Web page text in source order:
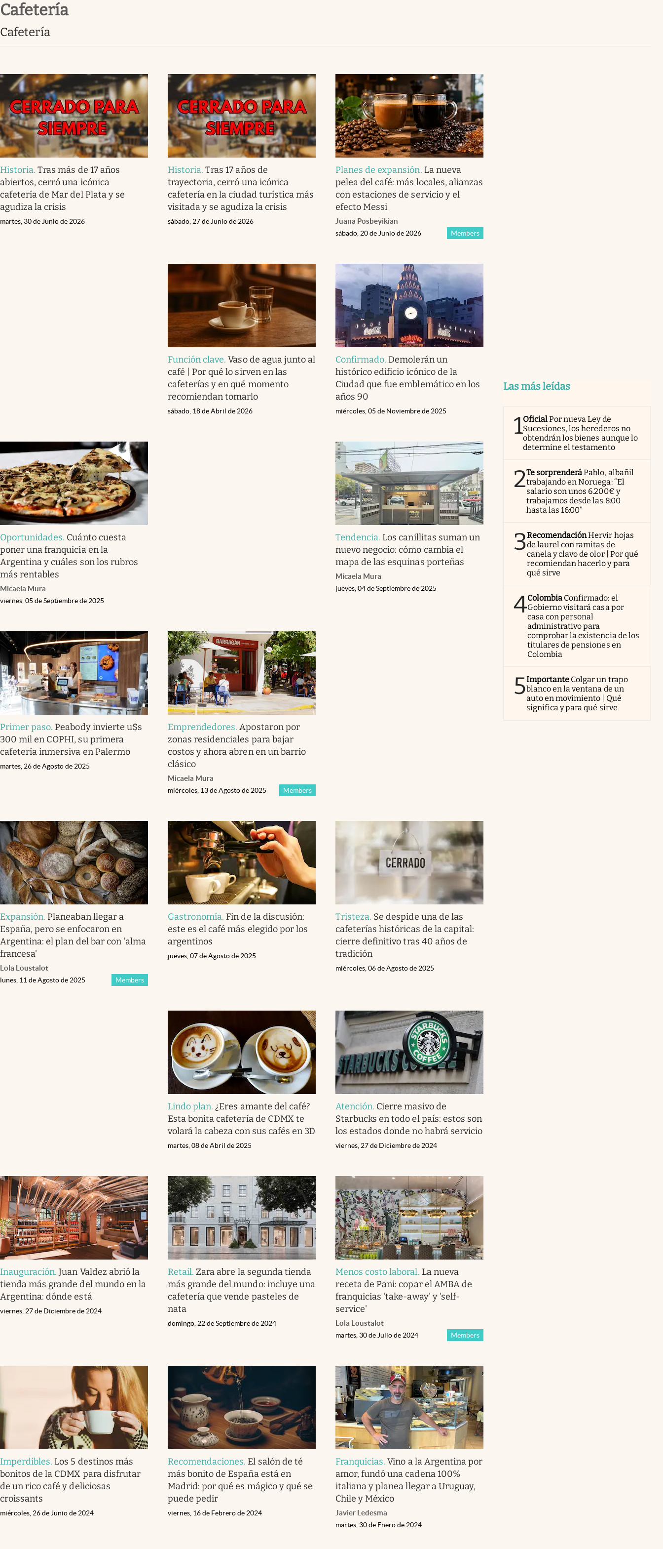
Infotechnology
Eventos Corporativos
El Cronista Studio
Mediakit
abre en nueva pestaña
cafetería
cafetería
Historia.Tras más de 17 años
abiertos, cerró una icónica
cafetería de Mar del Plata y se
agudiza la crisis
martes, 30 de Junio de 2026
Historia.Tras 17 años de
trayectoria, cerró una icónica
cafetería en la ciudad turística más
visitada y se agudiza la crisis
sábado, 27 de Junio de 2026
Planes de expansión. La nueva
pelea del café: más locales, alianzas
con estaciones de servicio y el
efecto Messi
Juana Posbeyikian
Members
sábado, 20 de Junio de 2026
Función clave.Vaso de agua junto al
café | Por qué lo sirven en las
cafeterías y en qué momento
recomiendan tomarlo
sábado, 18 de Abril de 2026
Confirmado. Demolerán un
histórico edificio icónico de la
Ciudad que fue emblemático en los
años 90
miércoles, 05 de Noviembre de 2025
Oportunidades. Cuánto cuesta
poner una franquicia en la
Argentina y cuáles son los rubros
más rentables
Micaela Mura
viernes, 05 de Septiembre de 2025
Tendencia. Los canillitas suman un
nuevo negocio: cómo cambia el
mapa de las esquinas porteñas
Micaela Mura
jueves, 04 de Septiembre de 2025
Primer paso. Peabody invierte u$s
300 mil en COPHI, su primera
cafetería inmersiva en Palermo
martes, 26 de Agosto de 2025
Emprendedores.Apostaron por
zonas residenciales para bajar
costos y ahora abren en un barrio
clásico
Micaela Mura
Members
miércoles, 13 de Agosto de 2025
Expansión. Planeaban llegar a
España, pero se enfocaron en
Argentina: el plan del bar con 'alma
francesa'
Lola Loustalot
Members
lunes, 11 de Agosto de 2025
Gastronomía. Fin de la discusión:
este es el café más elegido por los
argentinos
jueves, 07 de Agosto de 2025
Tristeza. Se despide una de las
cafeterías históricas de la capital:
cierre definitivo tras 40 años de
tradición
miércoles, 06 de Agosto de 2025
Lindo plan. ¿Eres amante del café?
Esta bonita cafetería de CDMX te
volará la cabeza con sus cafés en 3D
martes, 08 de Abril de 2025
Atención. Cierre masivo de
Starbucks en todo el país: estos son
los estados donde no habrá servicio
viernes, 27 de Diciembre de 2024
Inauguración.Juan Valdez abrió la
tienda más grande del mundo en la
Argentina: dónde está
viernes, 27 de Diciembre de 2024
Retail.Zara abre la segunda tienda
más grande del mundo: incluye una
cafetería que vende pasteles de
nata
domingo, 22 de Septiembre de 2024
Menos costo laboral. La nueva
receta de Pani: copar el AMBA de
franquicias 'take-away' y 'self-
service'
Lola Loustalot
Members
martes, 30 de Julio de 2024
Imperdibles. Los 5 destinos más
bonitos de la CDMX para disfrutar
de un rico café y deliciosas
croissants
miércoles, 26 de Junio de 2024
Recomendaciones. El salón de té
más bonito de España está en
Madrid: por qué es mágico y qué se
puede pedir
viernes, 16 de Febrero de 2024
Franquicias.Vino a la Argentina por
amor, fundó una cadena 100%
italiana y planea llegar a Uruguay,
Chile y México
Javier Ledesma
martes, 30 de Enero de 2024
Las más leídas
1OficialPor nueva Ley de
Sucesiones, los herederos no
obtendrán los bienes aunque lo
determine el testamento
2Te sorprenderáPablo, albañil
trabajando en Noruega: “El
salario son unos 6.200€ y
trabajamos desde las 8:00
hasta las 16:00”
3RecomendaciónHervir hojas
de laurel con ramitas de
canela y clavo de olor | Por qué
recomiendan hacerlo y para
qué sirve
4Colombia Confirmado: el
Gobierno visitará casa por
casa con personal
administrativo para
comprobar la existencia de los
titulares de pensiones en
Colombia
5Importante Colgar un trapo
blanco en la ventana de un
auto en movimiento | Qué
significa y para qué sirve